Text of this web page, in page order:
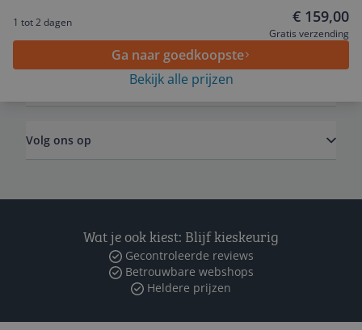
1 tot 2 dagen € 159,00
Gratis verzending
Ga naar goedkoopste
Bekijk alle prijzen
Algemeen
Volg ons op
Wat je ook kiest: Blijf kieskeurig
Gecontroleerde reviews
Betrouwbare webshops
Heldere prijzen